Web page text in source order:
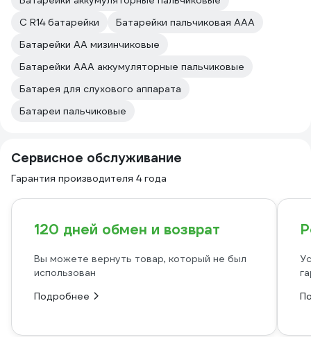
C R14 батарейки
Батарейки пальчиковая AAA
Батарейки AА мизинчиковые
Батарейки AAA аккумуляторные пальчиковые
Батарея для слухового аппарата
Батареи пальчиковые
Сервисное обслуживание
Гарантия производителя 4 года
120 дней обмен и возврат
Вы можете вернуть товар, который не был
использован
Подробнее